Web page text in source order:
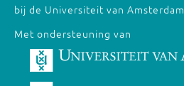
bij de Universiteit van Amsterdam
Met ondersteuning van